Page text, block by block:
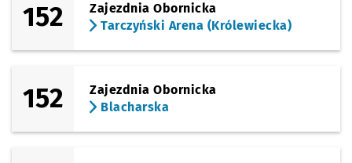
152
Zajezdnia Obornicka
Tarczyński Arena (Królewiecka)
152
Zajezdnia Obornicka
Blacharska